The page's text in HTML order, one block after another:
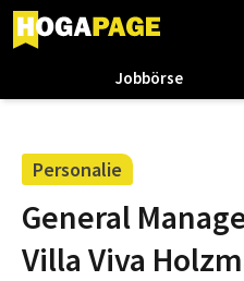
Jobbörse
Personalie
General
Villa Viva